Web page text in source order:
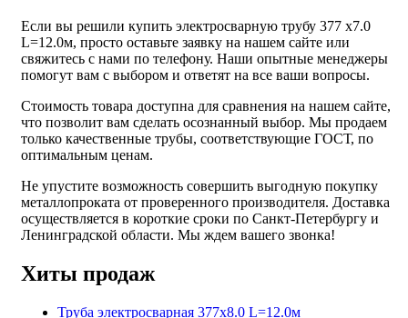
Если вы решили купить электросварную трубу 377 х7.0
L=12.0м, просто оставьте заявку на нашем сайте или
свяжитесь с нами по телефону. Наши опытные менеджеры
помогут вам с выбором и ответят на все ваши вопросы.
Стоимость товара доступна для сравнения на нашем сайте,
что позволит вам сделать осознанный выбор. Мы продаем
только качественные трубы, соответствующие ГОСТ, по
оптимальным ценам.
Не упустите возможность совершить выгодную покупку
металлопроката от проверенного производителя. Доставка
осуществляется в короткие сроки по Санкт-Петербургу и
Ленинградской области. Мы ждем вашего звонка!
Хиты продаж
Труба электросварная 377х8.0 L=12.0м